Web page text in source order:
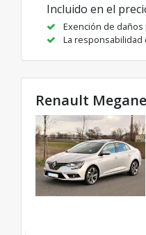
Incluido en el
Exención de daños
La responsabilidad
Renault